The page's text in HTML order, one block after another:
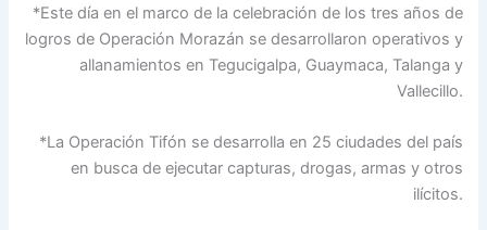
*Este día en el marco de la celebración de los tres años de
logros de Operación Morazán se desarrollaron operativos y
allanamientos en Tegucigalpa, Guaymaca, Talanga y
Vallecillo.
*La Operación Tifón se desarrolla en 25 ciudades del país
en busca de ejecutar capturas, drogas, armas y otros
ilícitos.